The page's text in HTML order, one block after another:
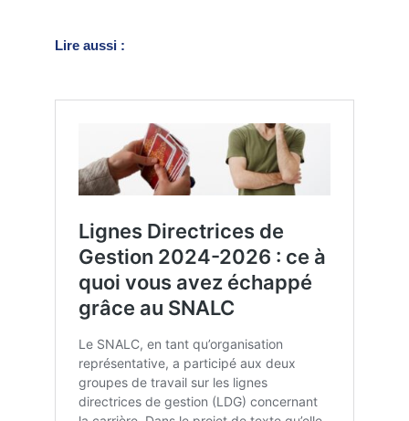
Lire aussi :